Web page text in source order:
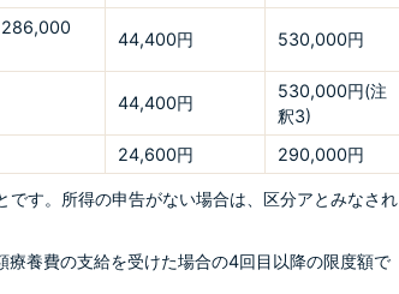
286,000
44,400円 530,000円
44,400円
530,000円(注
釈3)
24,600円 290,000円
す。所得の申告がない場合は、区分アとみなされ
養費の支給を受けた場合の4回目以降の限度額で